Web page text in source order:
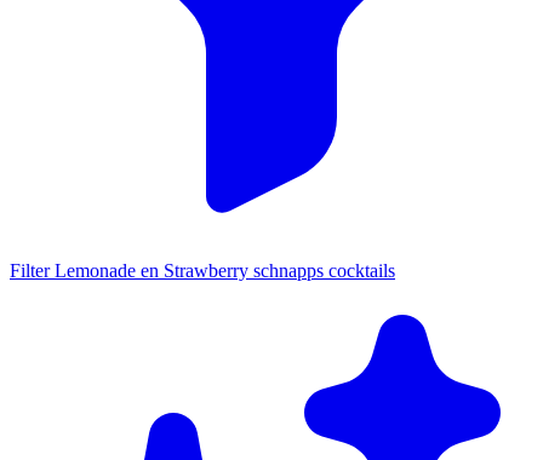
Filter Lemonade en Strawberry schnapps cocktails